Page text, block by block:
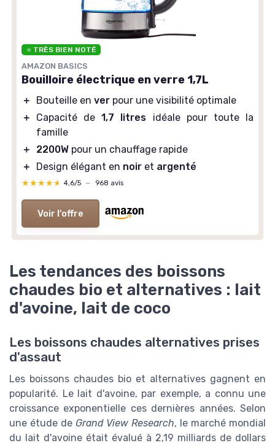
⭐ TRÈS BIEN NOTÉ
AMAZON BASICS
Bouilloire électrique en verre 1,7L
＋ Bouteille en ver pour une visibilité optimale
＋
Capacité de1,7 litres idéale pour toute la
famille
＋
2200W pour un chauffage rapide
＋
Design élégant en noir et argenté
★★★★★
★★★★★ 4,6/5 — 968 avis
Voir l'offre
Les tendances des boissons
chaudes bio et alternatives : lait
d'avoine, lait de coco
Les boissons chaudes alternatives prises
d'assaut
Les boissons chaudes bio et alternatives gagnent en
popularité. Le lait d'avoine, par exemple, a connu une
croissance exponentielle ces dernières années. Selon
une étude de Grand View Research, le marché mondial
du lait d'avoine était évalué à 2,19 milliards de dollars